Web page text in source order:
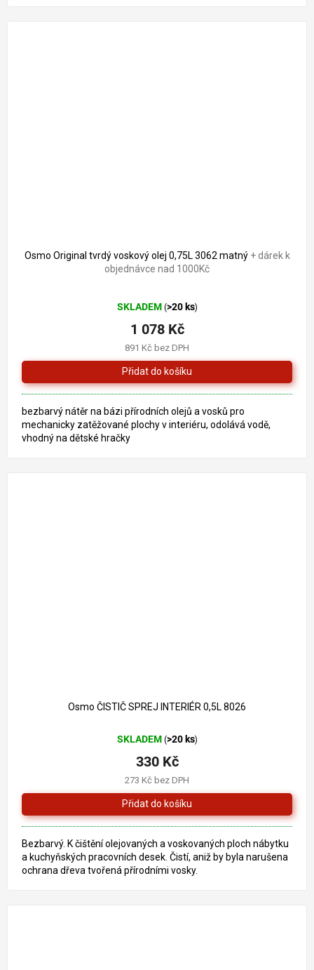
Osmo Original tvrdý voskový olej 0,75L 3062 matný + dárek k
objednávce nad 1000Kč
hodnocení
produktu
je
5,0
z
5
hvězdiček.
SKLADEM (>20 ks)
891 Kč bez DPH
1 078 Kč
bezbarvý nátěr na bázi přírodních olejů a vosků pro
mechanicky zatěžované plochy v interiéru, odolává vodě,
vhodný na dětské hračky
Osmo ČISTIČ SPREJ INTERIÉR 0,5L 8026
SKLADEM (>20 ks)
273 Kč bez DPH
330 Kč
Bezbarvý. K čištění olejovaných a voskovaných ploch nábytku
a kuchyňských pracovních desek. Čistí, aniž by byla narušena
ochrana dřeva tvořená přírodními vosky.